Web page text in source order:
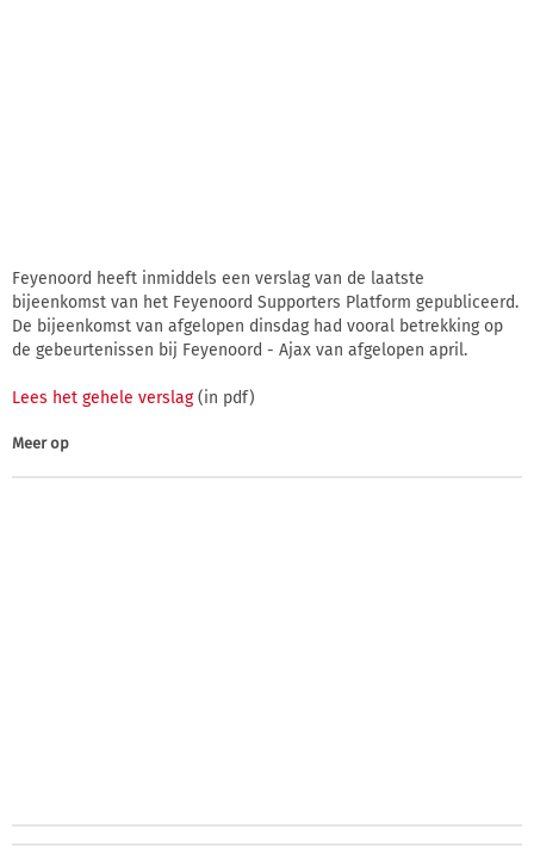
Feyenoord heeft inmiddels een verslag van de laatste
bijeenkomst van het Feyenoord Supporters Platform gepubliceerd.
De bijeenkomst van afgelopen dinsdag had vooral betrekking op
de gebeurtenissen bij Feyenoord - Ajax van afgelopen april.
Lees het gehele verslag(in pdf)
Meer op